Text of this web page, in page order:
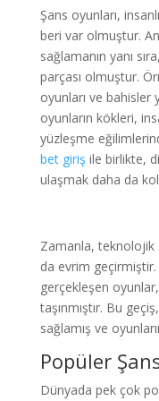
Şans oyunları,
beri var olmuştur.
sağlamanın yanı
parçası olmuştur.
oyunları ve bahisler
oyunların kökleri,
yüzleşme
bet giriş ile birlikte,
ulaşmak daha da
Zamanla, teknolojik
da evrim
gerçekleşen
taşınmıştır. Bu
sağlamış ve
Popüler
Dünyada pek çok